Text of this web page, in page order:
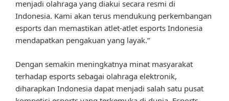
menjadi olahraga yang diakui secara resmi di
Indonesia. Kami akan terus mendukung perkembangan
esports dan memastikan atlet-atlet esports Indonesia
mendapatkan pengakuan yang layak.”
Dengan semakin meningkatnya minat masyarakat
terhadap esports sebagai olahraga elektronik,
diharapkan Indonesia dapat menjadi salah satu pusat